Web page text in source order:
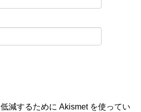
減するために Akismet を使ってい